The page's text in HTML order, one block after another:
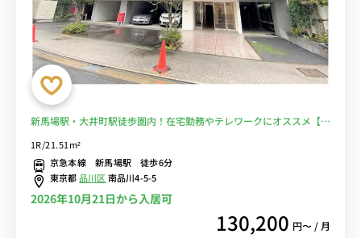
新馬場駅・大井町駅徒歩圏内！在宅勤務やテレワークにオススメ【マ
タル中！
1R/21.51m²
京急本線 新馬場駅 徒歩6分
東京都品川区南品川4-5-5
2026年10月21日から入居可
130,200 円〜 / 月